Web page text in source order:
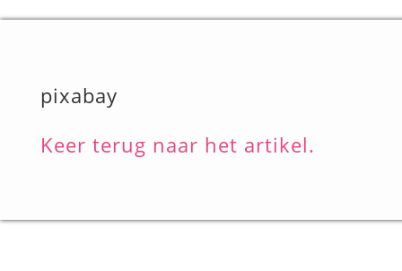
pixabay
Keer terug naar het artikel.